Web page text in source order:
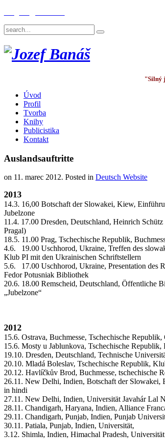
"Silný
Úvod
Profil
Tvorba
Knihy
Publicistika
Kontakt
Auslandsauftritte
on 11. marec 2012. Posted in Deutsch Website
2013
14.3. 16,00 Botschaft der Slowakei, Kiew,
Jubelzone
11.4. 17.00 Dresden, Deutschland, Heinrich
Pragal)
18.5. 11.00 Prag, Tschechische Republik,
4.6. 19.00 Uschhorod, Ukraine, Treffen des
Klub PI mit den Ukrainischen Schriftstellern
5.6. 17.00 Uschhorod, Ukraine, Presentation des
Fedor Potusniak Bibliothek
20.6. 18.00 Remscheid, Deutschland, Öffentliche
„Jubelzone“
2012
15.6. Ostrava, Buchmesse, Tschechische
15.6. Mosty u Jablunkova, Tschechische Republik,
19.10. Dresden, Deutschland, Technische
20.10. Mladá Boleslav, Tschechische Republik,
20.12. Havlíčkův Brod, Buchmesse, tschechische
26.11. New Delhi, Indien, Botschaft der Slowakei,
in hindi
27.11. New Delhi, Indien, Universität Javahár Lal
28.11. Chandigarh, Haryana, Indien, Alliance
29.11. Chandigarh, Punjab, Indien, Punjab
30.11. Patiala, Punjab, Indien, Universität,
3.12. Shimla, Indien, Himachal Pradesh, Universität